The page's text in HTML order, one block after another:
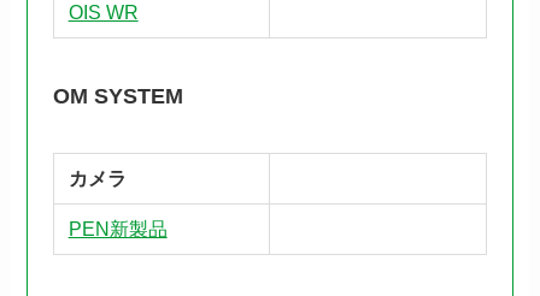
OIS WR
OM SYSTEM
カメラ
PEN新製品